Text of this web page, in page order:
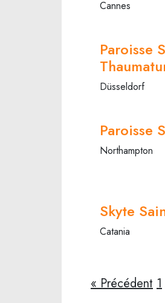
Cannes
Paroisse
Düsseldorf
Paroisse
Northampton
Skyte
Catania
« Précédent 1